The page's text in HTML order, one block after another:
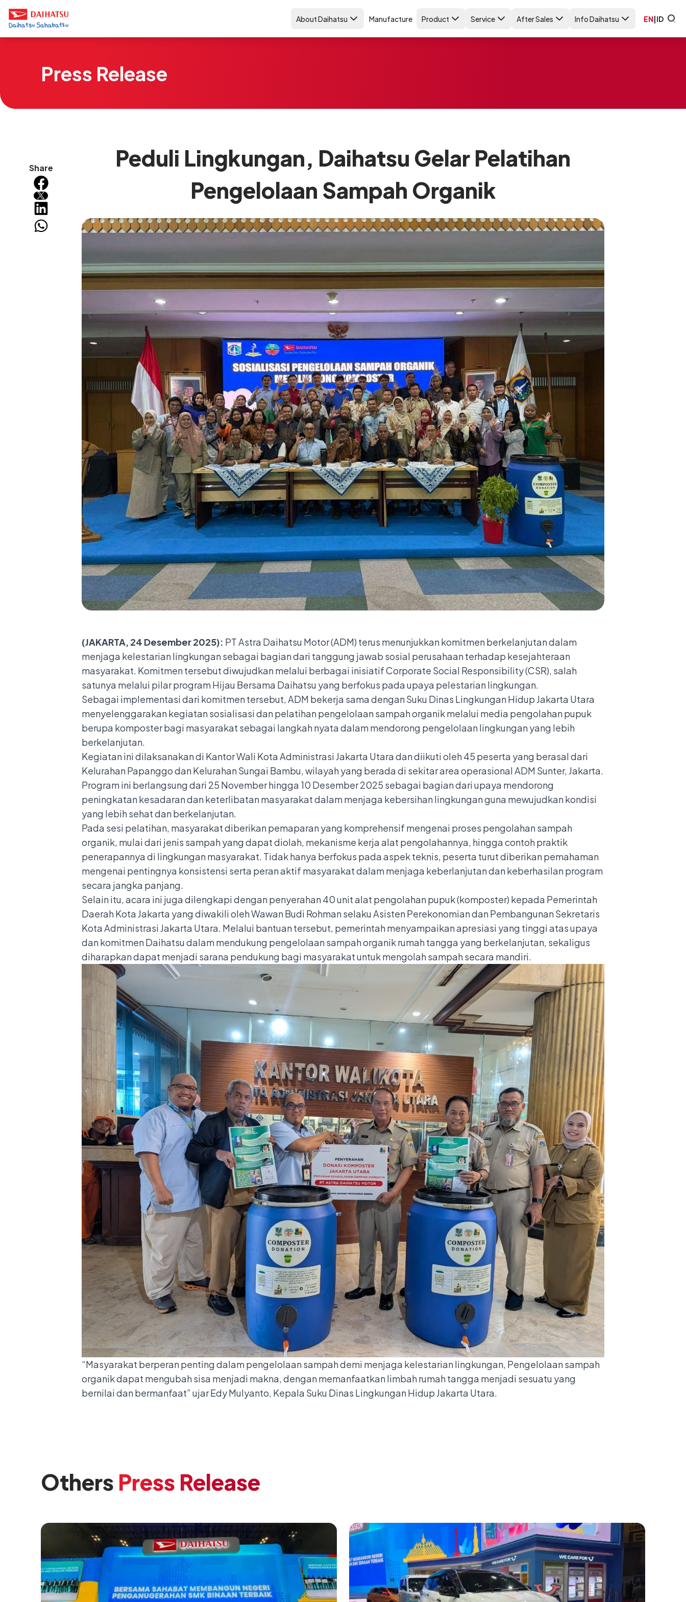
About Daihatsu Manufacture Product Service After Sales Info Daihatsu EN|ID
Press Release
Share
Peduli Lingkungan, Daihatsu Gelar Pelatihan
Pengelolaan Sampah Organik
(JAKARTA, 24 Desember 2025): PT Astra Daihatsu Motor (ADM) terus menunjukkan komitmen berkelanjutan dalam
menjaga kelestarian lingkungan sebagai bagian dari tanggung jawab sosial perusahaan terhadap kesejahteraan
masyarakat. Komitmen tersebut diwujudkan melalui berbagai inisiatif Corporate Social Responsibility (CSR), salah
satunya melalui pilar program Hijau Bersama Daihatsu yang berfokus pada upaya pelestarian lingkungan.
Sebagai implementasi dari komitmen tersebut, ADM bekerja sama dengan Suku Dinas Lingkungan Hidup Jakarta Utara
menyelenggarakan kegiatan sosialisasi dan pelatihan pengelolaan sampah organik melalui media pengolahan pupuk
berupa komposter bagi masyarakat sebagai langkah nyata dalam mendorong pengelolaan lingkungan yang lebih
berkelanjutan.
Kegiatan ini dilaksanakan di Kantor Wali Kota Administrasi Jakarta Utara dan diikuti oleh 45 peserta yang berasal dari
Kelurahan Papanggo dan Kelurahan Sungai Bambu, wilayah yang berada di sekitar area operasional ADM Sunter, Jakarta.
Program ini berlangsung dari 25 November hingga 10 Desember 2025 sebagai bagian dari upaya mendorong
peningkatan kesadaran dan keterlibatan masyarakat dalam menjaga kebersihan lingkungan guna mewujudkan kondisi
yang lebih sehat dan berkelanjutan.
Pada sesi pelatihan, masyarakat diberikan pemaparan yang komprehensif mengenai proses pengolahan sampah
organik, mulai dari jenis sampah yang dapat diolah, mekanisme kerja alat pengolahannya, hingga contoh praktik
penerapannya di lingkungan masyarakat. Tidak hanya berfokus pada aspek teknis, peserta turut diberikan pemahaman
mengenai pentingnya konsistensi serta peran aktif masyarakat dalam menjaga keberlanjutan dan keberhasilan program
secara jangka panjang.
Selain itu, acara ini juga dilengkapi dengan penyerahan 40 unit alat pengolahan pupuk (komposter) kepada Pemerintah
Daerah Kota Jakarta yang diwakili oleh Wawan Budi Rohman selaku Asisten Perekonomian dan Pembangunan Sekretaris
Kota Administrasi Jakarta Utara. Melalui bantuan tersebut, pemerintah menyampaikan apresiasi yang tinggi atas upaya
dan komitmen Daihatsu dalam mendukung pengelolaan sampah organik rumah tangga yang berkelanjutan, sekaligus
diharapkan dapat menjadi sarana pendukung bagi masyarakat untuk mengolah sampah secara mandiri.
“Masyarakat berperan penting dalam pengelolaan sampah demi menjaga kelestarian lingkungan, Pengelolaan sampah
organik dapat mengubah sisa menjadi makna, dengan memanfaatkan limbah rumah tangga menjadi sesuatu yang
bernilai dan bermanfaat” ujar Edy Mulyanto, Kepala Suku Dinas Lingkungan Hidup Jakarta Utara.
Others Press Release